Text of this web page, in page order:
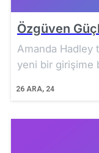
Özgüven
26 ARA, 24
Amanda Hadley
yeni bir girişime